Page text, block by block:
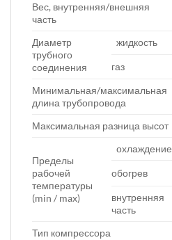
Вес, внутренняя/внешняя
часть
Диаметр
трубного
соединения
жидкость
газ
Минимальная/максимальная
длина трубопровода
Максимальная разница высот
Пределы
рабочей
температуры
(min / max)
охлаждение
обогрев
внутренняя
часть
Тип компрессора